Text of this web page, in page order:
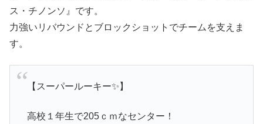
ス・チノンソ』です。
力強いリバウンドとブロックショットでチームを支えま
す。
【スーパールーキー✨】
高校１年生で205ｃｍなセンター！